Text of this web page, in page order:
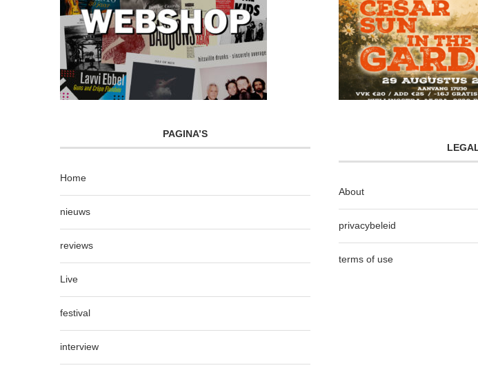
PAGINA’S
Home
nieuws
reviews
Live
festival
interview
About
privacybeleid
terms of use